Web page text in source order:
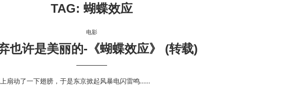
TAG: 蝴蝶效应
电影
也许是美丽的-《蝴蝶效应》 (转载)
扇动了一下翅膀，于是东京掀起风暴电闪雷鸣……